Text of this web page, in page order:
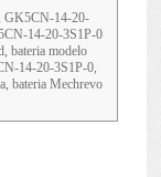
GK5CN-14-20-
14-20-3S1P-0
bateria modelo
14-20-3S1P-0,
bateria Mechrevo